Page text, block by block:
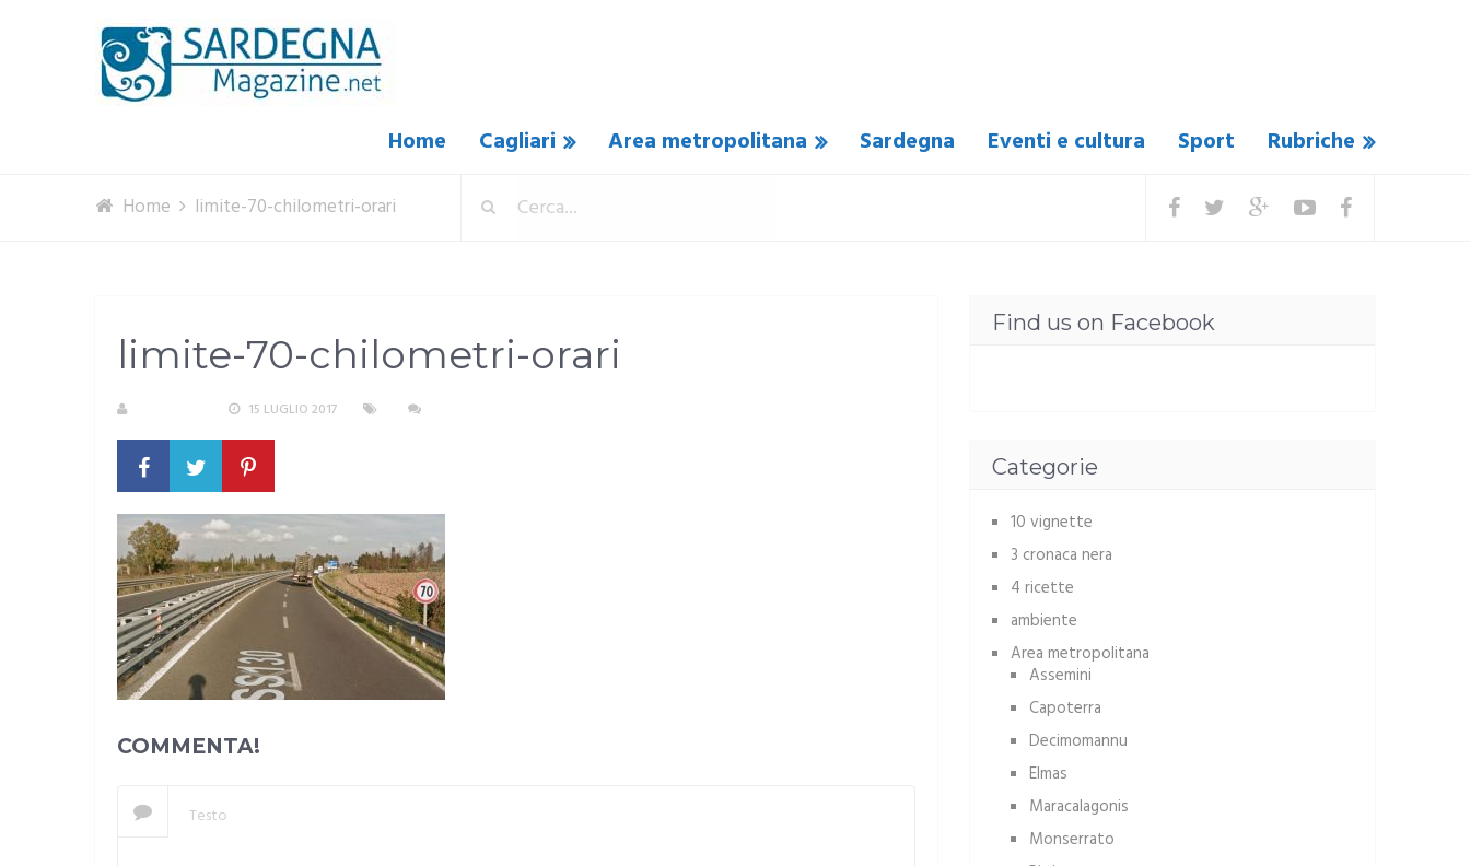
Home Cagliari Area metropolitana Sardegna Eventi e cultura Sport Rubriche
Home limite-70-chilometri-orari
limite-70-chilometri-orari
15 LUGLIO 2017
COMMENTA!
Find us on Facebook
Categorie
10 vignette
3 cronaca nera
4 ricette
ambiente
Area metropolitana
Assemini
Capoterra
Decimomannu
Elmas
Maracalagonis
Monserrato